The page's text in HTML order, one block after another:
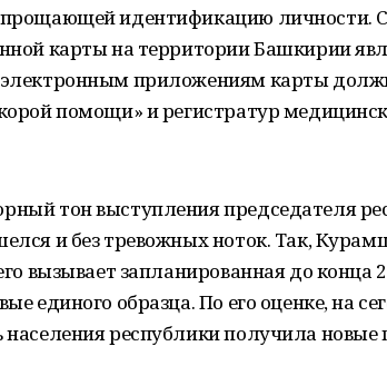
идентификацию личности.
карты на территории Башкирии
приложениям карты
помощи» и регистратур
тон выступления председателя
и без тревожных ноток. Так,
вызывает запланированная до конца
единого образца. По его оценке, на
населения республики получила новые